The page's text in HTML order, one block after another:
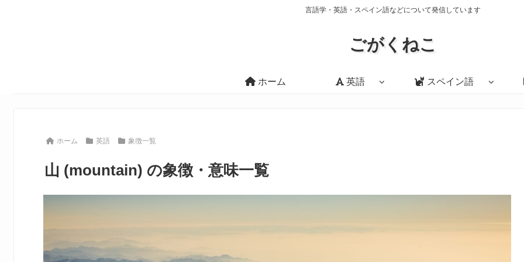
言語学・英語・スペイン語などについて発信しています
ごがくねこ
ホーム 英語 スペイン語
ホーム 英語 象徴一覧
山 (mountain) の象徴・意味一覧